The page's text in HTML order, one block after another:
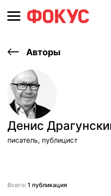
Авторы
Денис
писатель, публицист
Всего: 1 публикация